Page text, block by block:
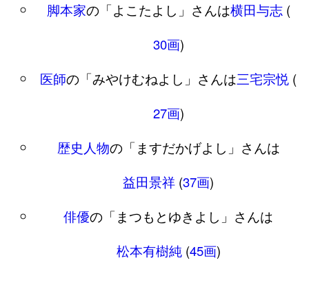
脚本家の「よこたよし」さんは横田与志(
30画)
医師の「みやけむねよし」さんは三宅宗悦 (
27画)
歴史人物の「ますだかげよし」さんは
益田景祥 (37画)
俳優の「まつもとゆきよし」さんは
松本有樹純(45画)